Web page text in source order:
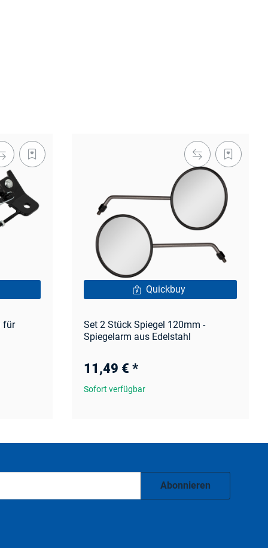
für
Quickbuy
Set 2 Stück Spiegel 120mm -
Spiegelarm aus Edelstahl
11,49 € *
Sofort verfügbar
Abonnieren